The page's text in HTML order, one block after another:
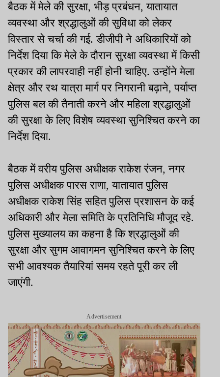
बैठक में मेले की सुरक्षा, भीड़ प्रबंधन, यातायात
व्यवस्था और श्रद्धालुओं की सुविधा को लेकर
विस्तार से चर्चा की गई. डीजीपी ने अधिकारियों को
निर्देश दिया कि मेले के दौरान सुरक्षा व्यवस्था में किसी
प्रकार की लापरवाही नहीं होनी चाहिए. उन्होंने मेला
क्षेत्र और रथ यात्रा मार्ग पर निगरानी बढ़ाने, पर्याप्त
पुलिस बल की तैनाती करने और महिला श्रद्धालुओं
की सुरक्षा के लिए विशेष व्यवस्था सुनिश्चित करने का
निर्देश दिया.
बैठक में वरीय पुलिस अधीक्षक राकेश रंजन, नगर
पुलिस अधीक्षक पारस राणा, यातायात पुलिस
अधीक्षक राकेश सिंह सहित पुलिस प्रशासन के कई
अधिकारी और मेला समिति के प्रतिनिधि मौजूद रहे.
पुलिस मुख्यालय का कहना है कि श्रद्धालुओं की
सुरक्षा और सुगम आवागमन सुनिश्चित करने के लिए
सभी आवश्यक तैयारियां समय रहते पूरी कर ली
जाएंगी.
Advertisement